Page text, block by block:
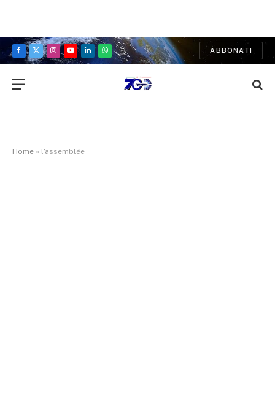
Facebook
X
Instagram
YouTubeLinkedInWhatsApp
ABBONATI
Home » l’assemblée